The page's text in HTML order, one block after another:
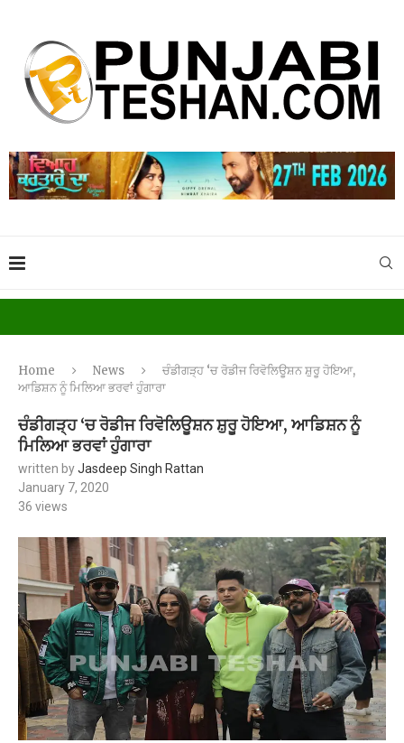
Home News
ਚੰਡੀਗੜ੍ਹ ‘ਚ ਰੋਡੀਜ ਰਿਵੋਲਿਊਸ਼ਨ ਸ਼ੁਰੂ ਹੋਇਆ,
ਆਡਿਸ਼ਨ ਨੂੰ ਮਿਲਿਆ ਭਰਵਾਂ ਹੁੰਗਾਰਾ
ਚੰਡੀਗੜ੍ਹ ‘ਚ ਰੋਡੀਜ ਰਿਵੋਲਿਊਸ਼ਨ ਸ਼ੁਰੂ ਹੋਇਆ, ਆਡਿਸ਼ਨ ਨੂੰ
ਮਿਲਿਆ ਭਰਵਾਂ ਹੁੰਗਾਰਾ
written byJasdeep Singh Rattan
January 7, 2020
36 views